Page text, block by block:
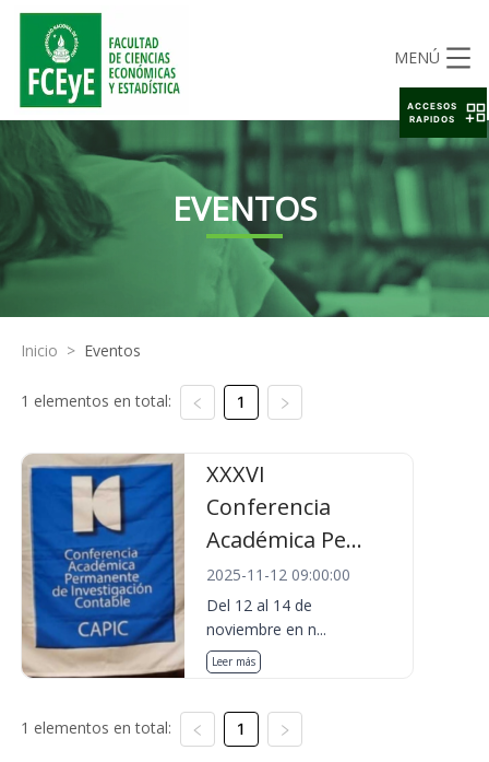
MENÚ
EVENTOS
Inicio > Eventos
1 elementos en total: 1
XXXVI
Conferencia
Académica Pe...
2025-11-12 09:00:00
Del 12 al 14 de
noviembre en n...
Leer más
1 elementos en total: 1
ACCESOS
RAPIDOS